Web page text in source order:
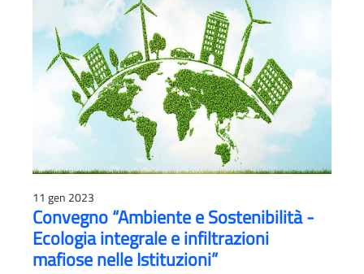
11 gen 2023
Convegno “Ambiente e Sostenibilità -
Ecologia integrale e infiltrazioni
mafiose nelle Istituzioni”